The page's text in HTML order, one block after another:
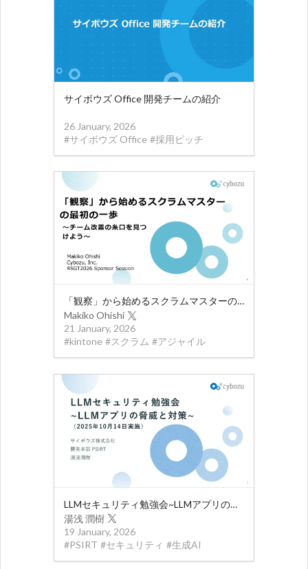
サイボウズ Office 開発チームの紹介
26 January, 2026
#サイボウズ Office #採用ピッチ
「観察」から始めるスクラムマスターの最初の一歩 – チーム改善の糸口を見つけよう
Makiko Ohishi
21 January, 2026
#kintone #スクラム #アジャイル
LLMセキュリティ勉強会~LLMアプリの脅威と対策~
湯浅 潤樹
19 January, 2026
#PSIRT #セキュリティ #生成AI